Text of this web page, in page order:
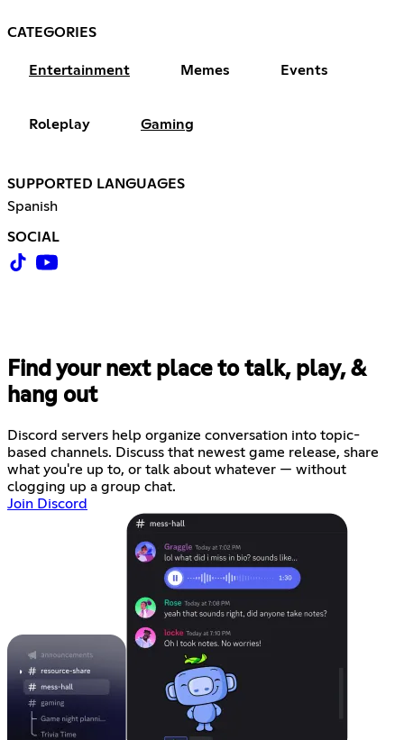
CATEGORIES
Entertainment Memes Events
Roleplay Gaming
SUPPORTED LANGUAGES
Spanish
SOCIAL
Find your next place to talk, play, &
hang out
Discord servers help organize conversation into topic-
based channels. Discuss that newest game release, share
what you're up to, or talk about whatever — without
clogging up a group chat.
Join Discord